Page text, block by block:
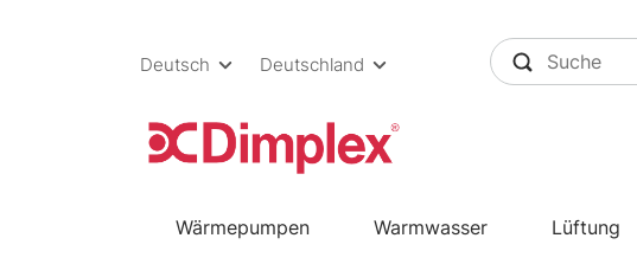
Deutsch Deutschland
Wärmepumpen Warmwasser Lüftung